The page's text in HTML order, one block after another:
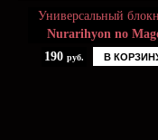
Универсальный
Nurarihyon no
190 руб. В